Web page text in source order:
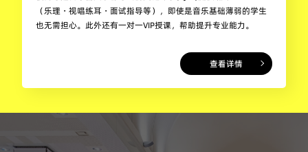
（乐理・视唱练耳・面试指导等），即使是音乐基础薄弱的学生
也无需担心。此外还有一对一VIP授课，帮助提升专业能力。
查看详情